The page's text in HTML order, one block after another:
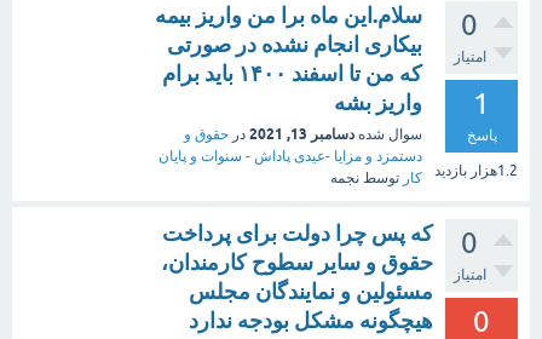
0
امتیاز
1
پاسخ
1.2هزار بازدید
سلام.این ماه برا من واریز بیمه
بیکاری انجام نشده در صورتی
که من تا اسفند ۱۴۰۰ باید برام
واریز بشه
سوال شده دسامبر 13, 2021 در حقوق و
دستمزد و مزایا -عیدی پاداش - سنوات و پایان
کار توسط نجمه
0
امتیاز
0
که پس چرا دولت برای پرداخت
حقوق و سایر سطوح کارمندان،
مسئولین و نمایندگان مجلس
هیچگونه مشکل بودجه ندارد